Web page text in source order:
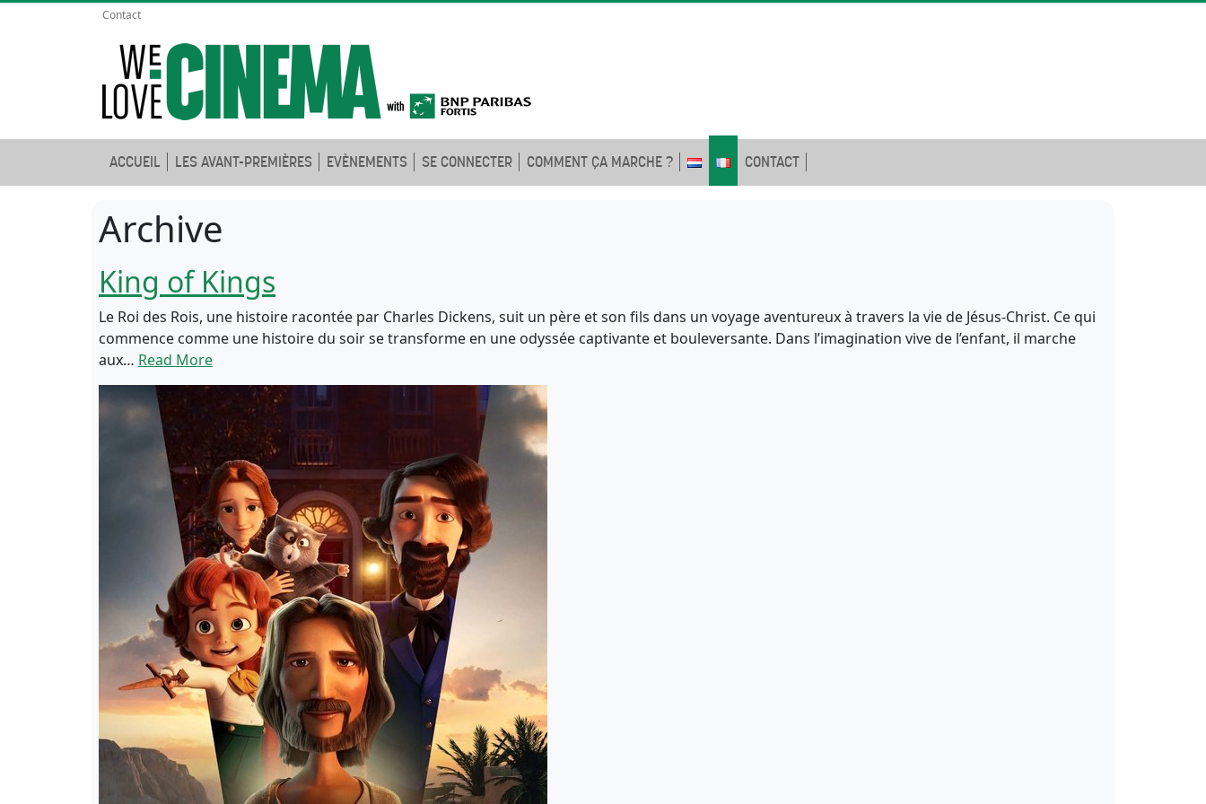
Contact
ACCUEIL LES AVANT-PREMIÈRES EVÈNEMENTS SE CONNECTER COMMENT ÇA MARCHE ? CONTACT
Archive
King of Kings
Le Roi des Rois, une histoire racontée par Charles Dickens, suit un père et son fils dans un voyage aventureux à travers la vie de Jésus-Christ. Ce qui
commence comme une histoire du soir se transforme en une odyssée captivante et bouleversante. Dans l’imagination vive de l’enfant, il marche
aux… Read More